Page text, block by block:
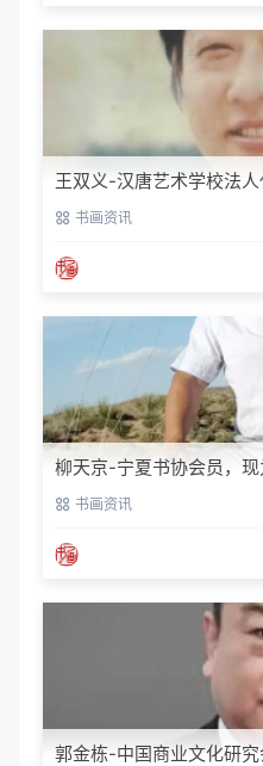
王双义-汉唐艺术学校法
书画资讯
柳天京-宁夏书协会员，
书画资讯
郭金栋-中国商业文化研